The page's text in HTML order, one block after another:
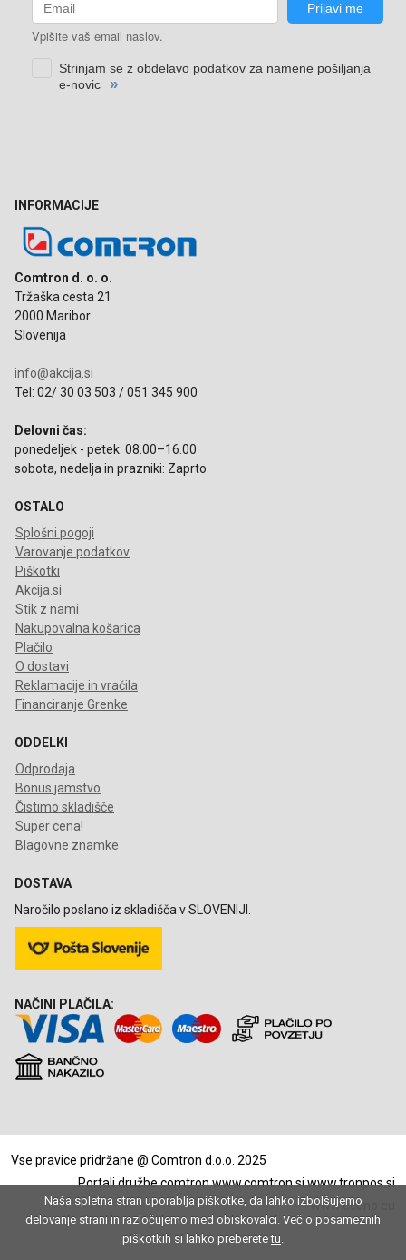
INFORMACIJE
Comtron d. o. o.
Tržaška cesta 21
2000 Maribor
Slovenija
info@akcija.si
Tel: 02/ 30 03 503 / 051 345 900
Delovni čas:
ponedeljek - petek: 08.00–16.00
sobota, nedelja in prazniki: Zaprto
OSTALO
Splošni pogoji
Varovanje podatkov
Piškotki
Akcija.si
Stik z nami
Nakupovalna košarica
Plačilo
O dostavi
Reklamacije in vračila
Financiranje Grenke
ODDELKI
Odprodaja
Bonus jamstvo
Čistimo skladišče
Super cena!
Blagovne znamke
DOSTAVA
Naročilo poslano iz skladišča v SLOVENIJI.
NAČINI PLAČILA:
Vse pravice pridržane @ Comtron d.o.o. 2025
Portali družbe comtronwww.comtron.siwww.tronpos.si
www.econo.eu
Naša spletna stran uporablja piškotke, da lahko izbolšujemo
delovanje strani in razločujemo med obiskovalci. Več o posameznih
piškotkih si lahko preberetetu.